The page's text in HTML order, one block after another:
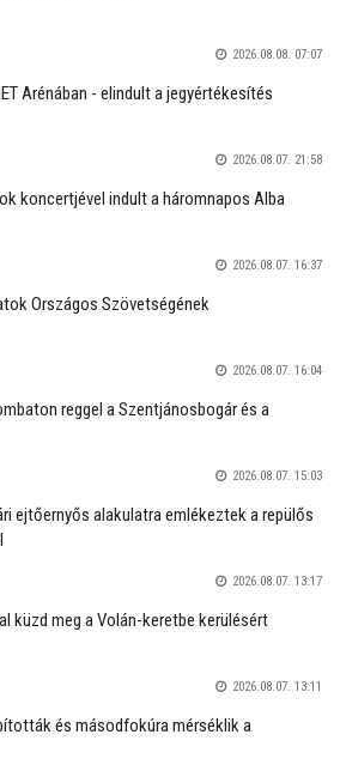
2026.08.08. 07:07
Arénában - elindult a jegyértékesítés
2026.08.07. 21:58
koncertjével indult a háromnapos Alba
2026.08.07. 16:37
Országos Szövetségének
2026.08.07. 16:04
reggel a Szentjánosbogár és a
2026.08.07. 15:03
ejtőernyős alakulatra emlékeztek a repülős
2026.08.07. 13:17
küzd meg a Volán-keretbe kerülésért
2026.08.07. 13:11
és másodfokúra mérséklik a